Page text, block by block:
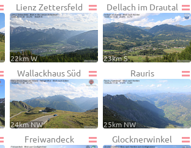
Lienz Zettersfeld
22km W
Dellach im Drautal
23km S
Wallackhaus Süd
24km NW
Rauris
25km NW
Freiwandeck Glocknerwinkel